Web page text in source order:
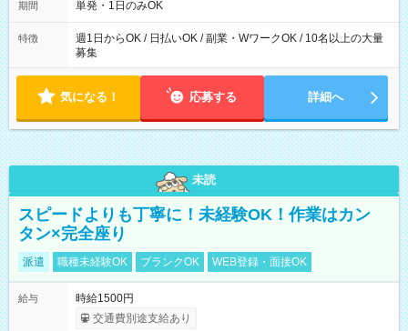
期間 単発・1日のみOK
特徴
週1日からOK / 日払いOK / 副業・WワークOK / 10名以上の大量
募集
気になる！ 応募する 詳細へ
未読
スピードよりも丁寧に！未経験OK！作業はカン
タン×完全座り
派遣 職種未経験OK ブランクOK WEB登録・面接OK
給与
時給1500円
交通費別途支給あり